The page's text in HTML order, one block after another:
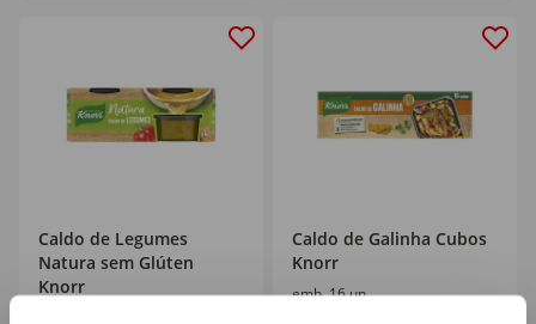
Caldo de Legumes
Natura sem Glúten
Knorr
Caldo de Galinha Cubos
Knorr
emb. 16 un